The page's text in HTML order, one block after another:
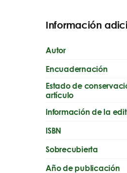
Información
Autor
Encuadernación
Estado de
artículo
Información de la
ISBN
Sobrecubierta
Año de publicación